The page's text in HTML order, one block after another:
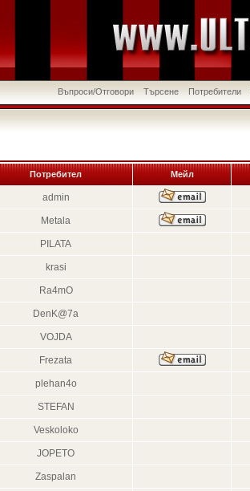
Въпроси/Отговори Търсене Потребители
Потребител Мейл
admin
Metala
PILATA
krasi
Ra4mO
DenK@7a
VOJDA
Frezata
plehan4o
STEFAN
Veskoloko
JOPETO
Zaspalan